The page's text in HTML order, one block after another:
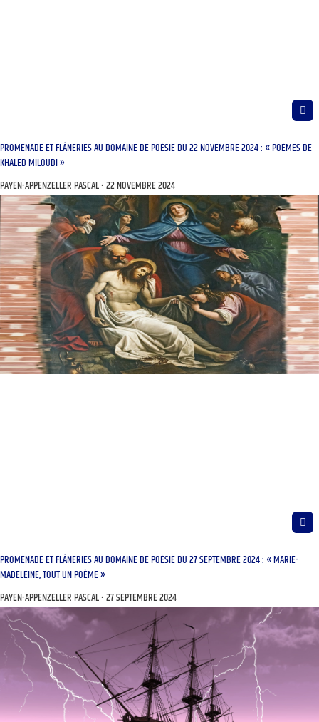
PROMENADE ET FLÂNERIES AU DOMAINE DE POÉSIE DU 22 NOVEMBRE 2024 : « POÈMES DE
KHALED MILOUDI »
PAYEN-APPENZELLER PASCAL 22 NOVEMBRE 2024
PROMENADE ET FLÂNERIES AU DOMAINE DE POÉSIE DU 27 SEPTEMBRE 2024 : « MARIE-
MADELEINE, TOUT UN POÈME »
PAYEN-APPENZELLER PASCAL 27 SEPTEMBRE 2024